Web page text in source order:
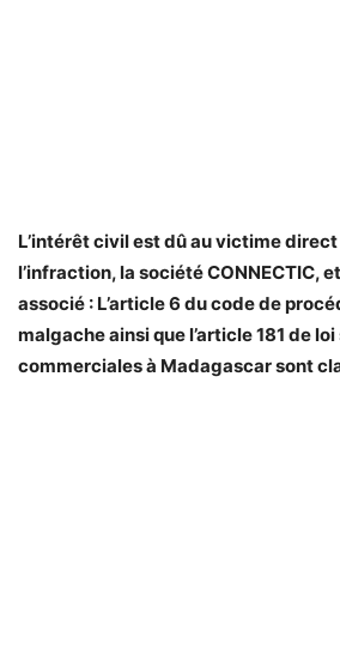
L’intérêt civil est dû au victime
l’infraction, la société CONNECTIC,
associé : L’article 6 du code de
malgache ainsi que l’article 181 de
commerciales à Madagascar sont